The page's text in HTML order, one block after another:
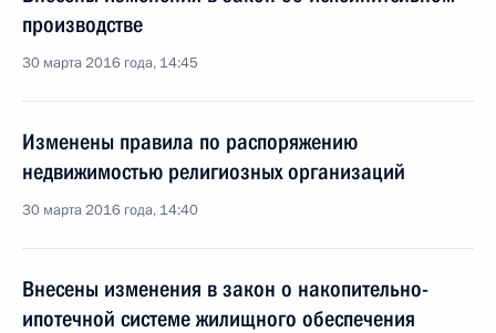
производстве
30 марта 2016 года, 14:45
Изменены правила по распоряжению
недвижимостью религиозных организаций
30 марта 2016 года, 14:40
Внесены изменения в закон о накопительно-
ипотечной системе жилищного обеспечения